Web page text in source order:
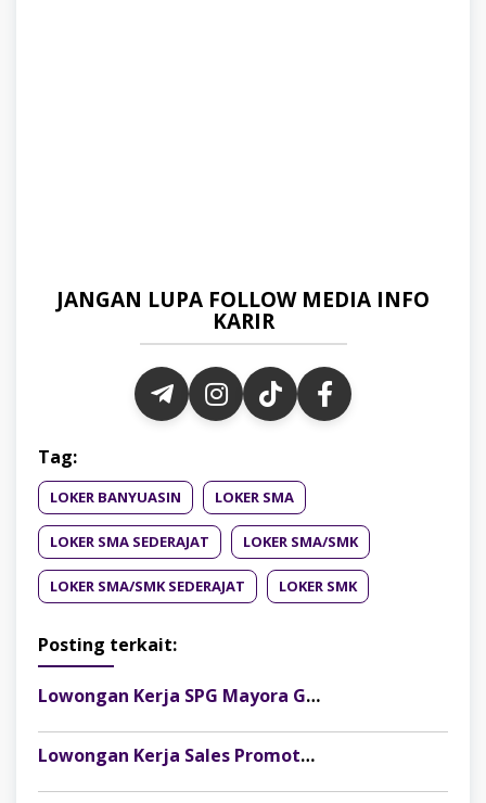
JANGAN LUPA FOLLOW MEDIA INFO
KARIR
Tag:
LOKER BANYUASIN LOKER SMA
LOKER SMA SEDERAJAT LOKER SMA/SMK
LOKER SMA/SMK SEDERAJAT LOKER SMK
Posting terkait:
Lowongan Kerja SPG Mayora Group Palembang Terbaru 2026! Gaji, Benefit & Cara Daftar Lengkap
Lowongan Kerja Sales Promotor Telkomsel Palembang Terbaru 2026